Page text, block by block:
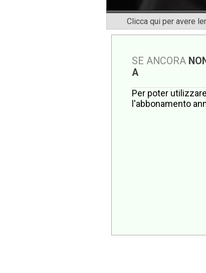
Clicca qui per avere
SE ANCORA
A
Per poter
l'abbonamento